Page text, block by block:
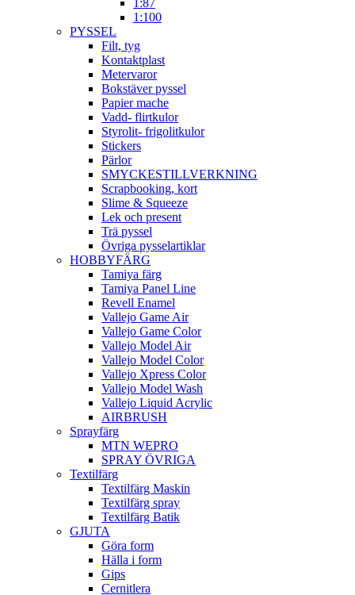
1:100
PYSSEL
Filt, tyg
Kontaktplast
Metervaror
Bokstäver pyssel
Papier mache
Vadd- flirtkulor
Styrolit- frigolitkulor
Stickers
Pärlor
SMYCKESTILLVERKNING
Scrapbooking, kort
Slime & Squeeze
Lek och present
Trä pyssel
Övriga pysselartiklar
HOBBYFÄRG
Tamiya färg
Tamiya Panel Line
Revell Enamel
Vallejo Game Air
Vallejo Game Color
Vallejo Model Air
Vallejo Model Color
Vallejo Xpress Color
Vallejo Model Wash
Vallejo Liquid Acrylic
AIRBRUSH
Sprayfärg
MTN WEPRO
SPRAY ÖVRIGA
Textilfärg
Textilfärg Maskin
Textilfärg spray
Textilfärg Batik
GJUTA
Göra form
Hälla i form
Gips
Cernitlera